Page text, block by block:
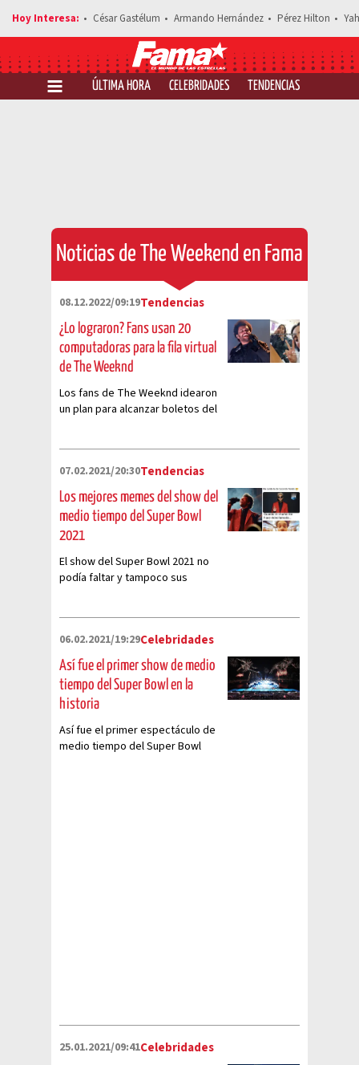
César Gastélum Armando Hernández Pérez Hilton
ÚLTIMA HORA CELEBRIDADES TENDENCIAS
Noticias de The Weekend en Fama
08.12.2022/09:19Tendencias
¿Lo lograron? Fans usan 20
computadoras para la fila virtual
de The Weeknd
Los fans de The Weeknd idearon
un plan para alcanzar boletos del
07.02.2021/20:30Tendencias
Los mejores memes del show del
medio tiempo del Super Bowl
2021
El show del Super Bowl 2021 no
podía faltar y tampoco sus
06.02.2021/19:29Celebridades
Así fue el primer show de medio
tiempo del Super Bowl en la
historia
Así fue el primer espectáculo de
medio tiempo del Super Bowl
25.01.2021/09:41Celebridades